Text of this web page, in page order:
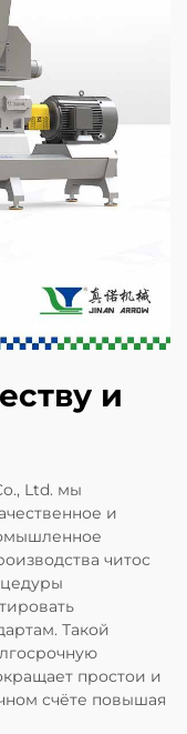
и
Ltd. мы
и
читос
Такой
простои и
счёте повышая